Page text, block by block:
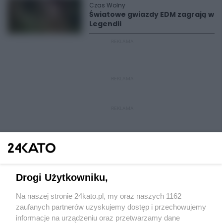
Czas Wolny
Światowe gwiazdy EDM zagrają w
Legendii
Wydawca mediów lokalnych
Drogi Użytkowniku,
Na naszej stronie 24kato.pl, my oraz naszych 1162
zaufanych partnerów uzyskujemy dostęp i przechowujemy
informacje na urządzeniu oraz przetwarzamy dane